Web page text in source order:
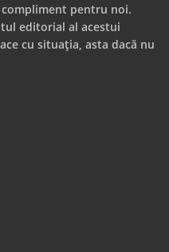
pentru noi.
editorial al acestui
cu situația, asta dacă nu